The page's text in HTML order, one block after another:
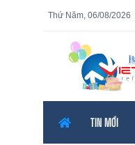
Thứ Năm, 06/08/2026
TIN MỚI
Tính năng